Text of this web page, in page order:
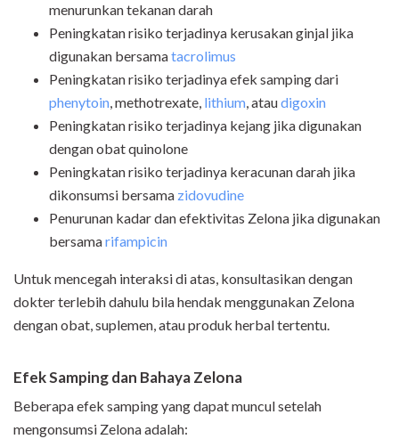
menurunkan tekanan darah
Peningkatan risiko terjadinya kerusakan ginjal jika
digunakan bersamatacrolimus
Peningkatan risiko terjadinya efek samping dari
phenytoin, methotrexate, lithium, ataudigoxin
Peningkatan risiko terjadinya kejang jika digunakan
dengan obat quinolone
Peningkatan risiko terjadinya keracunan darah jika
dikonsumsi bersama zidovudine
Penurunan kadar dan efektivitas Zelona jika digunakan
bersamarifampicin
Untuk mencegah interaksi di atas, konsultasikan dengan
dokter terlebih dahulu bila hendak menggunakan Zelona
dengan obat, suplemen, atau produk herbal tertentu.
Efek Samping dan Bahaya Zelona
Beberapa efek samping yang dapat muncul setelah
mengonsumsi Zelona adalah: